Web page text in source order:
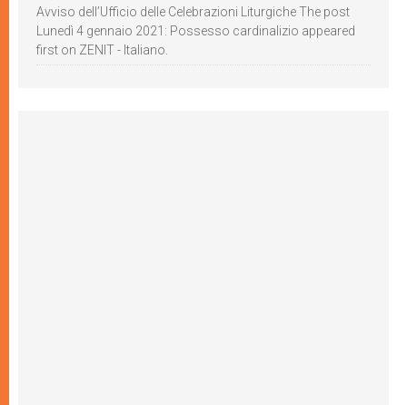
Avviso dell’Ufficio delle Celebrazioni Liturgiche The post
Lunedì 4 gennaio 2021: Possesso cardinalizio appeared
first on ZENIT - Italiano.